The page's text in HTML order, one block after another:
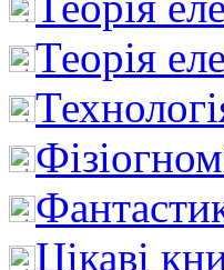
Теорія
Цікаві